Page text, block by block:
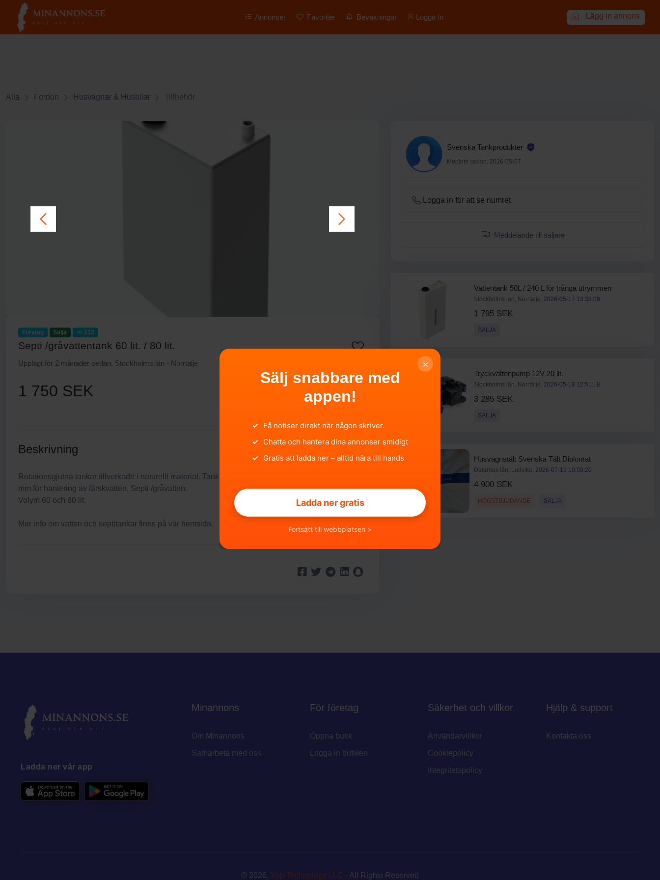
Annonser Favoriter Bevakningar Logga In Lägg in annons
Alla Fordon Husvagnar & Husbilar Tillbehör
Företag Sälja 232
Septi /gråvattentank 60 lit. / 80 lit.
Upplagt för 2 månader sedan, Stockholms län - Norrtälje
1 750 SEK
Beskrivning
Rotationsgjutna tankar tillverkade i naturellt material. Tankarna används i båtar, husvagnar, husbilar
mm för hantering av färskvatten, Septi /gråvatten.
Volym 60 och 80 lit.
Mer info om vatten och septitankar finns på vår hemsida.
Svenska Tankprodukter
Medlem sedan: 2026-05-07
Logga in för att se numret
Meddelande till säljare
Vattentank 50L / 240 L för trånga utrymmen
Stockholms län, Norrtälje. 2026-05-17 13:38:09
1 795 SEK
SÄLJA
Tryckvattenpump 12V 20 lit.
Stockholms län, Norrtälje. 2026-05-18 12:51:18
3 285 SEK
SÄLJA
Husvagnstält Svenska Tält Diplomat
Dalarnas län, Ludvika. 2026-07-19 10:50:20
4 900 SEK
HÖGSTBJUDANDE SÄLJA
×
Sälj snabbare med
appen!
✓ Få notiser direkt när någon skriver.
✓ Chatta och hantera dina annonser smidigt
✓ Gratis att ladda ner – alltid nära till hands
Ladda ner gratis
Fortsätt till webbplatsen >
Ladda ner vår app
Minannons
Om Minannons
Samarbeta med oss
För företag
Öppna butik
Logga in butiken
Säkerhet och villkor
Användarvillkor
Cookiepolicy
Integritetspolicy
Hjälp & support
Kontakta oss
© 2026, Yup Technology LLC - All Rights Reserved